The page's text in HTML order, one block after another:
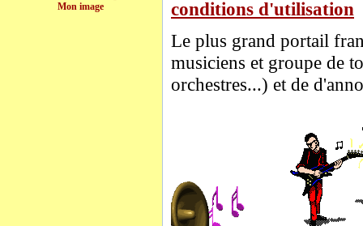
Mon image
conditions d'utilisation
Le plus grand portail
musiciens et groupe de
orchestres...) et de